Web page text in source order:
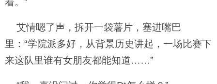
艾情嗯了声，拆开一袋薯片，塞进嘴巴
里：“学院派多好，从背景历史讲起，一场比赛下
来这队里谁有女朋友都能知道……”